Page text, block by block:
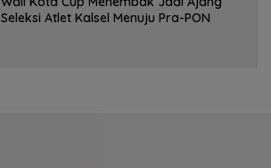
Seleksi Atlet Kalsel Menuju Pra-PON